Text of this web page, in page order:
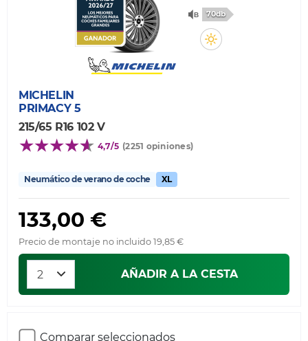
70db
MICHELIN
PRIMACY 5
215/65 R16 102 V
4,7/5 (2251 opiniones)
Neumático de verano de coche XL
133,00 €
Precio de montaje no incluido 19,85 €
AÑADIR A LA CESTA
Comparar seleccionados